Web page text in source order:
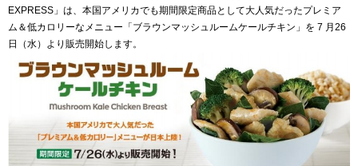
EXPRESS」は、本国アメリカでも期間限定商品として大人気だったプレミア
ム＆低カロリーなメニュー「ブラウンマッシュルームケールチキン」を 7 月26
日（水）より販売開始します。